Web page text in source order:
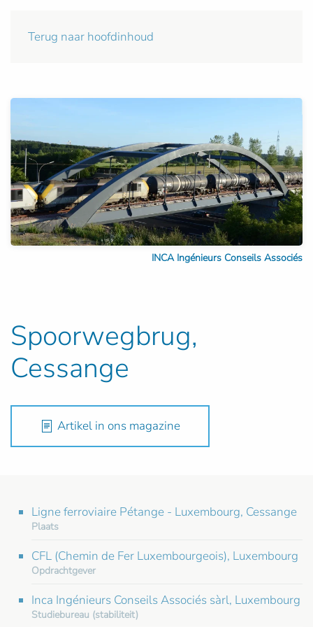
Terug naar hoofdinhoud
INCA Ingénieurs Conseils Associés
Spoorwegbrug,
Cessange
Artikel in ons magazine
Ligne ferroviaire Pétange - Luxembourg, Cessange
Plaats
CFL (Chemin de Fer Luxembourgeois), Luxembourg
Opdrachtgever
Inca Ingénieurs Conseils Associés sàrl, Luxembourg
Studiebureau (stabiliteit)